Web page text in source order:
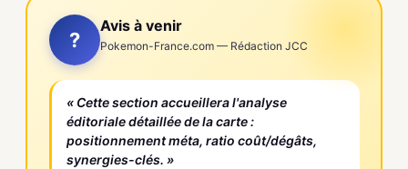
?
Avis à venir
Pokemon-France.com — Rédaction JCC
« Cette section accueillera l'analyse
éditoriale détaillée de la carte :
positionnement méta, ratio coût/dégâts,
synergies-clés. »